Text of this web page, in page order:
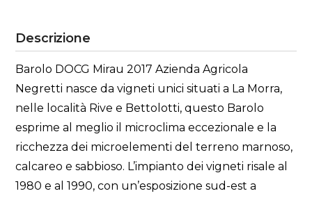
Descrizione
Barolo DOCG Mirau 2017 Azienda Agricola
Negretti nasce da vigneti unici situati a La Morra,
nelle località Rive e Bettolotti, questo Barolo
esprime al meglio il microclima eccezionale e la
ricchezza dei microelementi del terreno marnoso,
calcareo e sabbioso. L’impianto dei vigneti risale al
1980 e al 1990, con un’esposizione sud-est a